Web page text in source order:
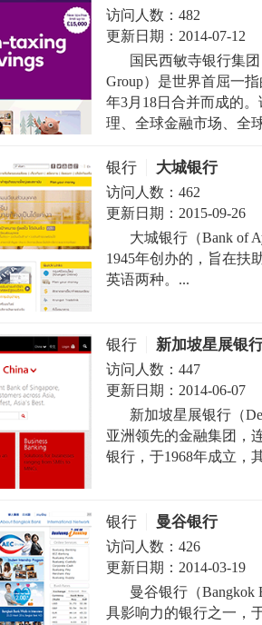
访问人数： 482
更新日期： 2014-07-12
国民西敏寺银行集团
Group）是世界首屈一
年3月18日合并而成的
理、全球金融市场、全
银行 大城银行
访问人数： 462
更新日期： 2015-09-26
大城银行（Bank of
1945年创办的，旨在扶
英语两种。...
银行 新加坡星展银
访问人数： 447
更新日期： 2014-06-07
新加坡星展银行（
亚洲领先的金融集团，
银行，于1968年成立，
银行 曼谷银行
访问人数： 426
更新日期： 2014-03-19
曼谷银行（
具影响力的银行之一，